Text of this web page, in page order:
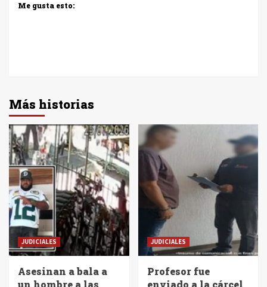
Me gusta esto:
Más historias
JUDICIALES
Asesinan a bala a
un hombre a las
JUDICIALES
Profesor fue
enviado a la cárcel